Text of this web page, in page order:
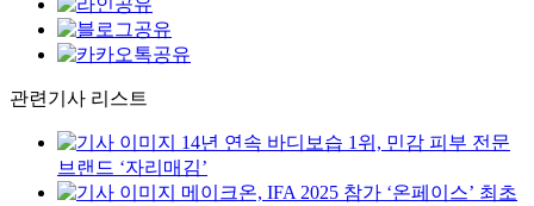
관련기사 리스트
14년 연속 바디보습 1위, 민감 피부 전문
브랜드 ‘자리매김’
메이크온, IFA 2025 참가 ‘온페이스’ 최초